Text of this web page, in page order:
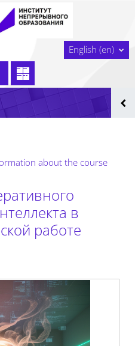
English ‎(en)‎
about the course
в
работе